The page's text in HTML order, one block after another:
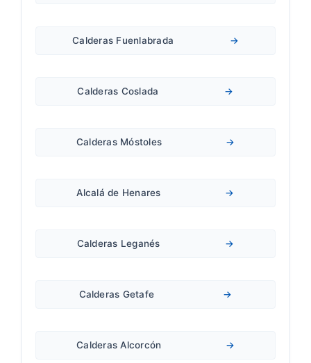
Calderas Fuenlabrada →
Calderas Coslada →
Calderas Móstoles →
Alcalá de Henares →
Calderas Leganés →
Calderas Getafe →
Calderas Alcorcón →